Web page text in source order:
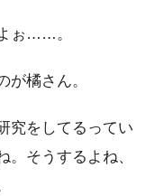
ぉ……。
が橘さん。
究をしてるってい
。そうするよね、